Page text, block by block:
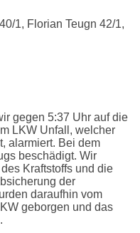
1, Florian Teugn 42/1,
gegen 5:37 Uhr auf die
LKW Unfall, welcher
alarmiert. Bei dem
beschädigt. Wir
Kraftstoffs und die
der
daraufhin vom
geborgen und das